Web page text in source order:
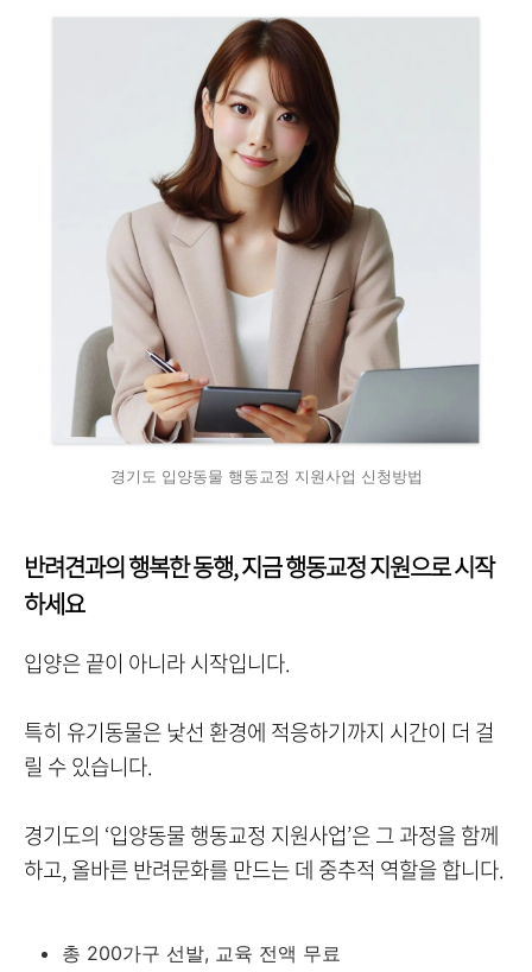
경기도 입양동물 행동교정 지원사업 신청방법
반려견과의 행복한 동행, 지금 행동교정 지원으로 시작
하세요
입양은 끝이 아니라 시작입니다.
특히 유기동물은 낯선 환경에 적응하기까지 시간이 더 걸
릴 수 있습니다.
경기도의 ‘입양동물 행동교정 지원사업’은 그 과정을 함께
하고, 올바른 반려문화를 만드는 데 중추적 역할을 합니다.
총 200가구 선발, 교육 전액 무료